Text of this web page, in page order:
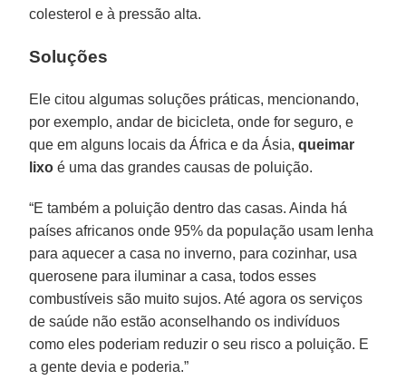
colesterol e à pressão alta.
Soluções
Ele citou algumas soluções práticas, mencionando,
por exemplo, andar de bicicleta, onde for seguro, e
que em alguns locais da África e da Ásia,queimar
lixo é uma das grandes causas de poluição.
“E também a poluição dentro das casas. Ainda há
países africanos onde 95% da população usam lenha
para aquecer a casa no inverno, para cozinhar, usa
querosene para iluminar a casa, todos esses
combustíveis são muito sujos. Até agora os serviços
de saúde não estão aconselhando os indivíduos
como eles poderiam reduzir o seu risco a poluição. E
a gente devia e poderia.”